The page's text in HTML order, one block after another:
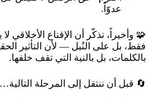
عدوّاً.
🧩 وأخيراً، تذكّر أن الإقناع الأخلاقي
فقط، بل على النُبل — لأن التأثير
بالكلمات، بل بالنية التي تقف خلفها.
🔄 قبل أن ننتقل إلى المرحلة التالية…